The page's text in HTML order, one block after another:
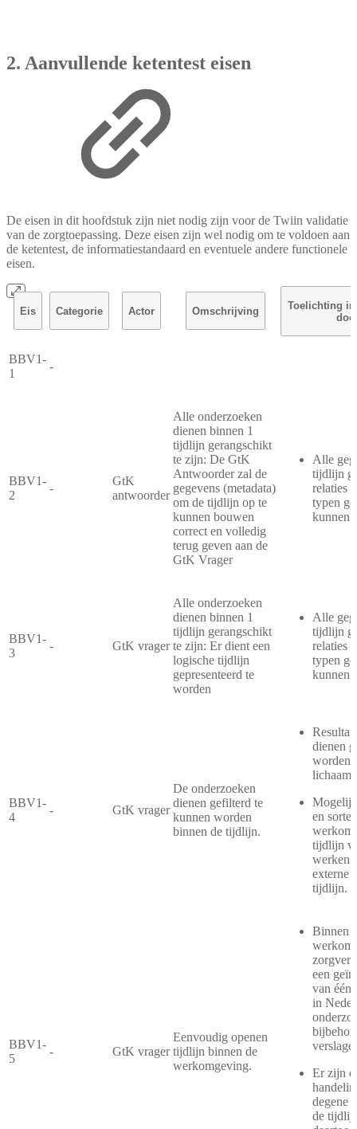
2. Aanvullende ketentest eisen
De eisen in dit hoofdstuk zijn niet nodig zijn voor de Twiin validatie
van de zorgtoepassing. Deze eisen zijn wel nodig om te voldoen aan
de ketentest, de informatiestandaard en eventuele andere functionele
eisen.
Eis Categorie Actor Omschrijving
Toelichting
BBV1-
1
-
BBV1-
2
-
GtK
antwoorder
Alle onderzoeken
dienen binnen 1
tijdlijn gerangschikt
te zijn: De GtK
Antwoorder zal de
gegevens (metadata)
om de tijdlijn op te
kunnen bouwen
correct en volledig
terug geven aan de
GtK Vrager
Alle
tijdlijn
relaties
typen
kunnen
BBV1-
3
- GtK vrager
Alle onderzoeken
dienen binnen 1
tijdlijn gerangschikt
te zijn: Er dient een
logische tijdlijn
gepresenteerd te
worden
Alle
tijdlijn
relaties
typen
kunnen
BBV1-
4
- GtK vrager
De onderzoeken
dienen gefilterd te
kunnen worden
binnen de tijdlijn.
dienen
worden
en
tijdlijn
werken
externe
tijdlijn.
BBV1-
5
- GtK vrager
Eenvoudig openen
tijdlijn binnen de
werkomgeving.
Binnen
een
van één
in
Er zijn
degene
de